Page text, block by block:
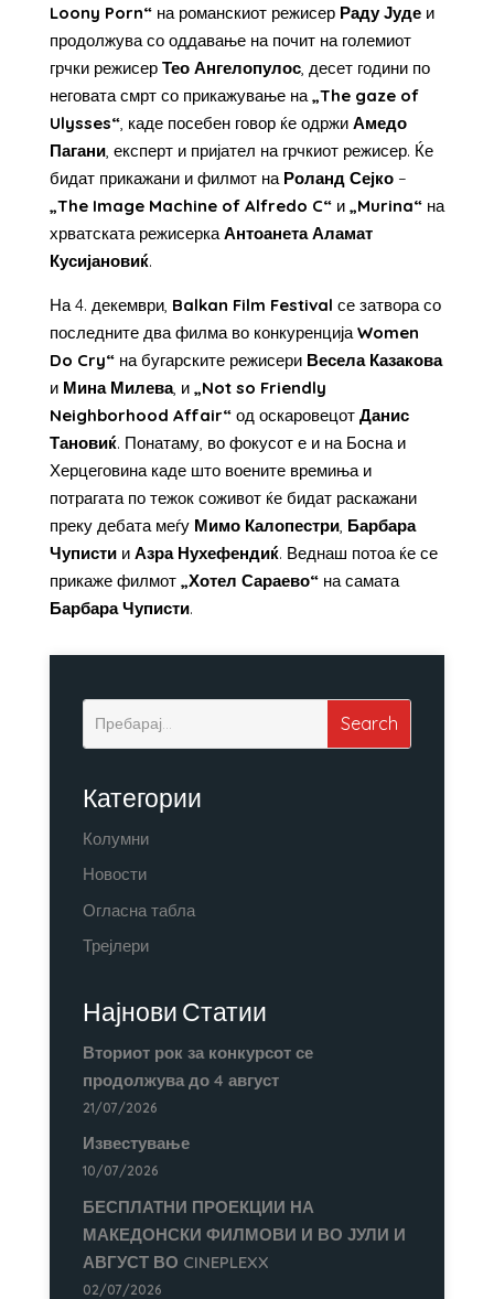
Loony Porn“на романскиот режисер Раду Јудеи
продолжува со оддавање на почит на големиот
грчки режисер Тео Ангелопулос, десет години по
неговата смрт со прикажување на „The gaze of
Ulysses“, каде посебен говор ќе одржи Амедо
Пагани, експерт и пријател на грчкиот режисер. Ќе
бидат прикажани и филмот на Роланд Сејко–
„The Image Machine of Alfredo C“и „Murina“на
хрватската режисерка Антоанета Аламат
Кусијановиќ.
На 4. декември, Balkan Film Festival се затвора со
последните два филма во конкуренција Women
Do Cry“на бугарските режисери Весела Казакова
и Мина Милева, и „Not so Friendly
Neighborhood Affair“од оскаровецот Данис
Тановиќ. Понатаму, во фокусот е и на Босна и
Херцеговина каде што воените времиња и
потрагата по тежок соживот ќе бидат раскажани
преку дебата меѓу Мимо Калопестри, Барбара
Чупистии Азра Нухефендиќ. Веднаш потоа ќе се
прикаже филмот „Хотел Сараево“на самата
Барбара Чуписти.
Категории
Колумни
Новости
Огласна табла
Трејлери
Најнови Статии
Вториот рок за конкурсот се
продолжува до 4 август
21/07/2026
Известување
10/07/2026
БЕСПЛАТНИ ПРОЕКЦИИ НА
МАКЕДОНСКИ ФИЛМОВИ И ВО ЈУЛИ И
АВГУСТ ВО CINEPLEXX
02/07/2026